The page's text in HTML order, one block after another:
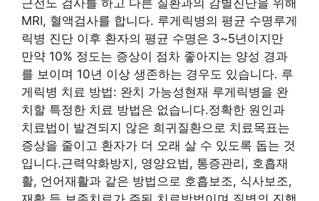
근전도 검사를 하고 다른 질환과의 감별진단을 위해
MRI, 혈액검사를 합니다. 루게릭병의 평균 수명루게
릭병 진단 이후 환자의 평균 수명은 3~5년이지만
만약 10% 정도는 증상이 점차 좋아지는 양성 경과
를 보이며 10년 이상 생존하는 경우도 있습니다. 루
게릭병 치료 방법: 완치 가능성현재 루게릭병을 완
치할 특정한 치료 방법은 없습니다.정확한 원인과
치료법이 발견되지 않은 희귀질환으로 치료목표는
증상을 줄이고 환자가 더 오래 살 수 있도록 돕는 것
입니다.근력약화방지, 영양요법, 통증관리, 호흡재
활, 언어재활과 같은 방법으로 호흡보조, 식사보조,